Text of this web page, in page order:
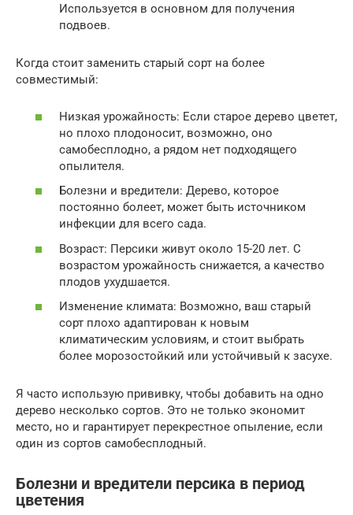
Используется в основном для получения
подвоев.
Когда стоит заменить старый сорт на более
совместимый:
Низкая урожайность: Если старое дерево цветет,
но плохо плодоносит, возможно, оно
самобесплодно, а рядом нет подходящего
опылителя.
Болезни и вредители: Дерево, которое
постоянно болеет, может быть источником
инфекции для всего сада.
Возраст: Персики живут около 15-20 лет. С
возрастом урожайность снижается, а качество
плодов ухудшается.
Изменение климата: Возможно, ваш старый
сорт плохо адаптирован к новым
климатическим условиям, и стоит выбрать
более морозостойкий или устойчивый к засухе.
Я часто использую прививку, чтобы добавить на одно
дерево несколько сортов. Это не только экономит
место, но и гарантирует перекрестное опыление, если
один из сортов самобесплодный.
Болезни и вредители персика в период
цветения